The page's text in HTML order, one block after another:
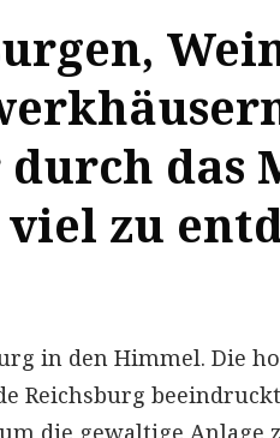
das
viel zu
in den Himmel. Die
Reichsburg
die gewaltige Anlage